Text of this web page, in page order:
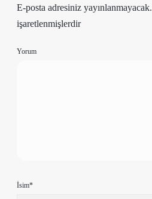
E-posta adresiniz yayınlanmayacak.
işaretlenmişlerdir
Yorum
İsim*